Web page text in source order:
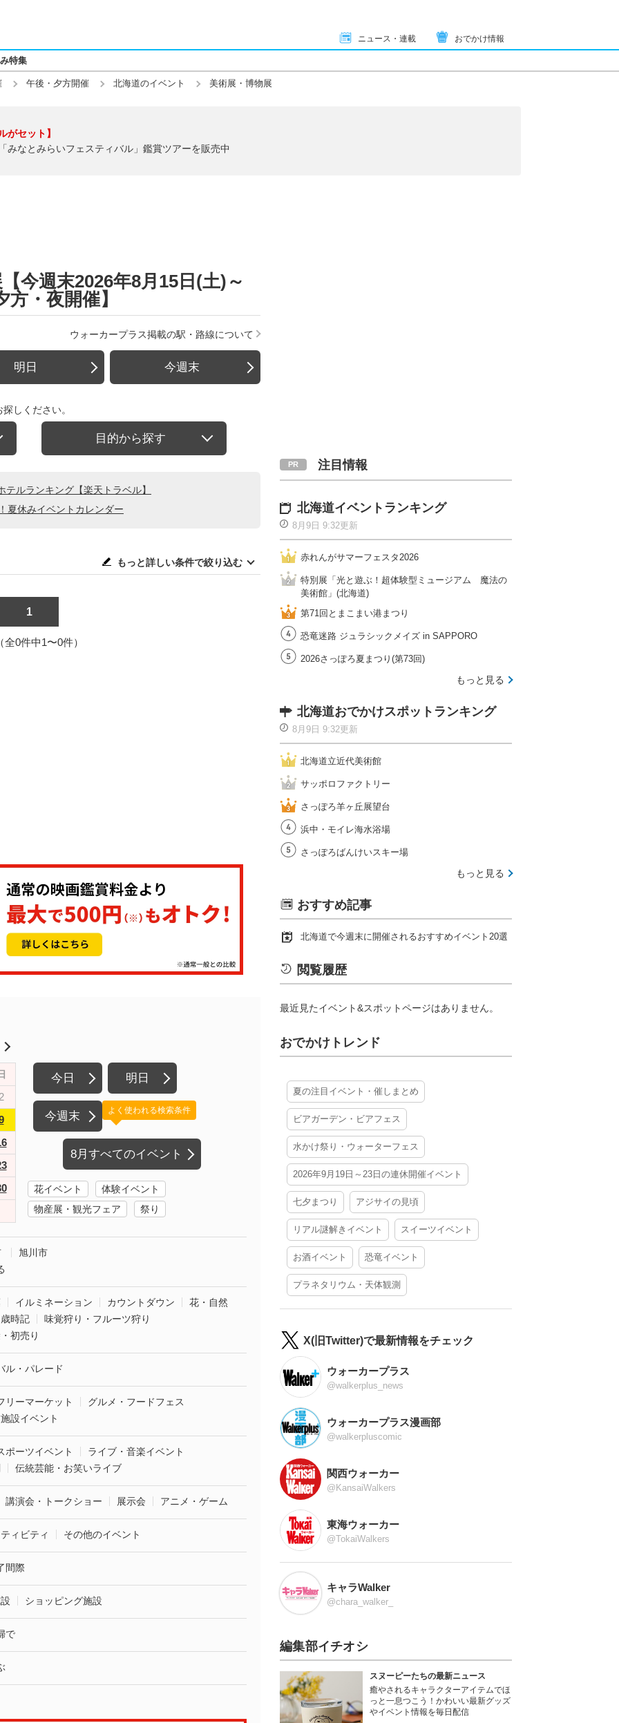
ニュース・連載 おでかけ情報
特集
午後・夕方開催 北海道のイベント 美術展・博物展
がセット】
みなとみらいフェスティバル」鑑賞ツアーを販売中
今週末2026年8月15日(土)～
・夜開催】
ウォーカープラス掲載の駅・路線について
明日 今週末
しください。
目的から探す
ルランキング【楽天トラベル】
夏休みイベントカレンダー
もっと詳しい条件で絞り込む
1
全0件中1〜0件）
今日 明日
今週末
8月すべてのイベント
よく使われる検索条件
花イベント
体験イベント
物産展・観光フェア
祭り
旭川市
イルミネーション カウントダウン
花・自然
時記
味覚狩り・フルーツ狩り
初売り
ル・パレード
リーマーケット
グルメ・フードフェス
設イベント
ポーツイベント
ライブ・音楽イベント
伝統芸能・お笑いライブ
講演会・トークショー 展示会 アニメ・ゲーム
ィビティ その他のイベント
間際
ショッピング施設
で
注目情報
北海道イベントランキング
8月9日 9:32更新
赤れんがサマーフェスタ2026
特別展「光と遊ぶ！超体験型ミュージアム 魔法の
美術館」(北海道)
第71回とまこまい港まつり
恐竜迷路 ジュラシックメイズ in SAPPORO
2026さっぽろ夏まつり(第73回)
もっと見る
北海道おでかけスポットランキング
8月9日 9:32更新
北海道立近代美術館
サッポロファクトリー
さっぽろ羊ヶ丘展望台
浜中・モイレ海水浴場
さっぽろばんけいスキー場
もっと見る
おすすめ記事
北海道で今週末に開催されるおすすめイベント20選
閲覧履歴
最近見たイベント&スポットページはありません。
おでかけトレンド
夏の注目イベント・催しまとめ
ビアガーデン・ビアフェス
水かけ祭り・ウォーターフェス
2026年9月19日～23日の連休開催イベント
七夕まつり アジサイの見頃
リアル謎解きイベント スイーツイベント
お酒イベント 恐竜イベント
プラネタリウム・天体観測
X(旧Twitter)で最新情報をチェック
ウォーカープラス
@walkerplus_news
ウォーカープラス漫画部
@walkerpluscomic
関西ウォーカー
@KansaiWalkers
東海ウォーカー
@TokaiWalkers
キャラWalker
@chara_walker_
編集部イチオシ
スヌーピーたちの最新ニュース
癒やされるキャラクターアイテムでほ
っと一息つこう！かわいい最新グッズ
やイベント情報を毎日配信